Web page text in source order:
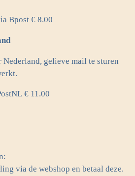
Bpost € 8.00
Nederland, gelieve mail te sturen
€ 11.00
via de webshop en betaal deze.